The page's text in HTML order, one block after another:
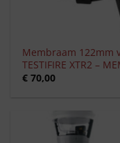
Membraam 122mm
TESTIFIRE XTR2 –
€ 70,00